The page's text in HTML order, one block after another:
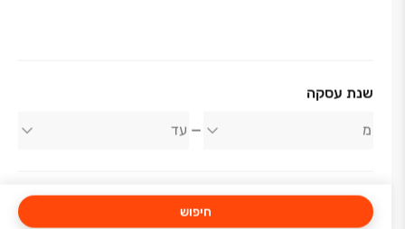
שנת עסקה
חיפוש